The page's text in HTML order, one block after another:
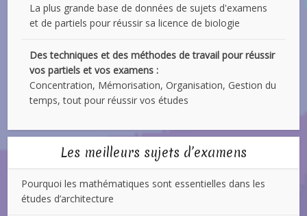
La plus grande base de données de sujets d'examens
et de partiels pour réussir sa licence de biologie
Des techniques et des méthodes de travail pour réussir
vos partiels et vos examens :
Concentration, Mémorisation, Organisation, Gestion du
temps, tout pour réussir vos études
Les meilleurs sujets d’examens
Pourquoi les mathématiques sont essentielles dans les
études d’architecture